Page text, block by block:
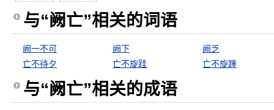
与“阙亡”相关的词语
阙一不可 阙下
阙乏
亡不待夕
亡不旋跬 亡不旋踵
与“阙亡”相关的成语